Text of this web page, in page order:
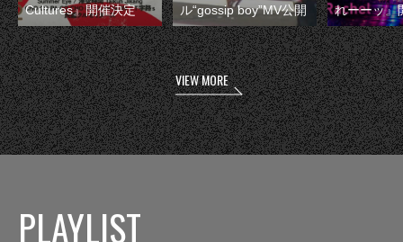
Cultures』開催決定
ル“gossip boy”MV公開
れーーッ』
VIEW MORE
PLAYLIST